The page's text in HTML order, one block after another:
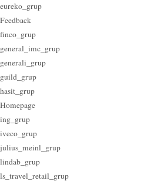
eureko_grup
Feedback
finco_grup
general_imc_grup
generali_grup
guild_grup
hasit_grup
Homepage
ing_grup
iveco_grup
julius_meinl_grup
lindab_grup
ls_travel_retail_grup